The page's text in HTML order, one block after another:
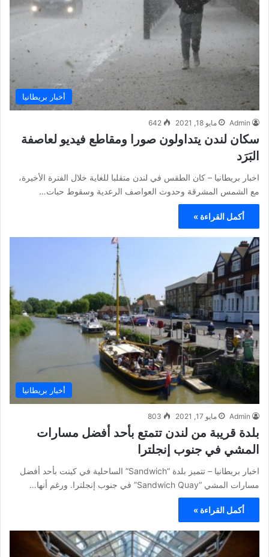
أخبار بريطانيا
Admin مايو 18, 2021 642
سكان لندن يتداولون صورا ومقاطع فيديو لعاصفة
البَرَد
اخبار بريطانيا – كان الطقس في لندن متقلبا للغاية خلال الفترة الأخيرة،
مع الشمس المشرقة وحدوث العواصف الرعدية وسقوط حبات…
أكمل القراءة »
أخبار بريطانيا
Admin مايو 17, 2021 803
بلدة قريبة من لندن تتمتع بأحد أفضل مسارات
المشي في جنوب إنجلترا
اخبار بريطانيا – تتميز بلدة “Sandwich” الساحلية في كينت بأحد أفضل
مسارات المشي “Sandwich Quay” في جنوب إنجلترا. ورغم أنها…
أكمل القراءة »